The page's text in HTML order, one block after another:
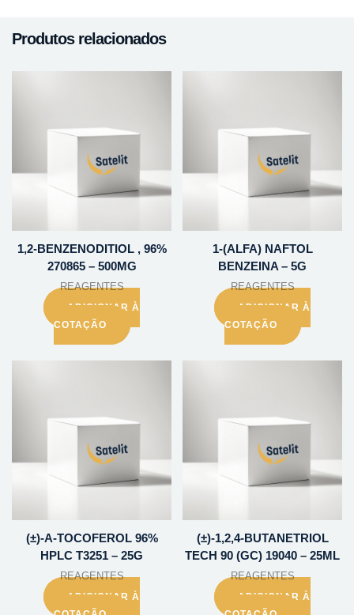
Produtos relacionados
1,2-BENZENODITIOL , 96%
270865 – 500MG
REAGENTES
ADICIONAR À
COTAÇÃO
1-(ALFA) NAFTOL
BENZEINA – 5G
REAGENTES
ADICIONAR À
COTAÇÃO
(±)-A-TOCOFEROL 96%
HPLC T3251 – 25G
REAGENTES
ADICIONAR À
(±)-1,2,4-BUTANETRIOL
TECH 90 (GC) 19040 – 25ML
REAGENTES
ADICIONAR À